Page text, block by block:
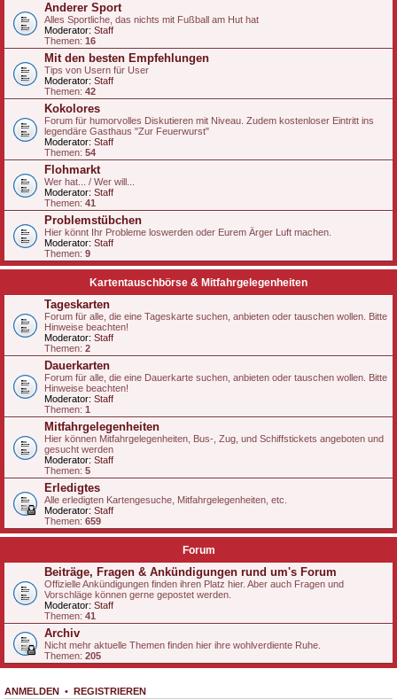
Anderer Sport
Alles Sportliche, das nichts mit Fußball am Hut hat
Moderator: Staff
Themen: 16
Mit den besten Empfehlungen
Tips von Usern für User
Moderator: Staff
Themen: 42
Kokolores
Forum für humorvolles Diskutieren mit Niveau. Zudem kostenloser Eintritt ins
legendäre Gasthaus "Zur Feuerwurst"
Moderator: Staff
Themen: 54
Flohmarkt
Wer hat... / Wer will...
Moderator: Staff
Themen: 41
Problemstübchen
Hier könnt Ihr Probleme loswerden oder Eurem Ärger Luft machen.
Moderator: Staff
Themen: 9
Kartentauschbörse & Mitfahrgelegenheiten
Tageskarten
Forum für alle, die eine Tageskarte suchen, anbieten oder tauschen wollen. Bitte
Hinweise beachten!
Moderator: Staff
Themen: 2
Dauerkarten
Forum für alle, die eine Dauerkarte suchen, anbieten oder tauschen wollen. Bitte
Hinweise beachten!
Moderator: Staff
Themen: 1
Mitfahrgelegenheiten
Hier können Mitfahrgelegenheiten, Bus-, Zug, und Schiffstickets angeboten und
gesucht werden
Moderator: Staff
Themen: 5
Erledigtes
Alle erledigten Kartengesuche, Mitfahrgelegenheiten, etc.
Moderator: Staff
Themen: 659
Forum
Beiträge, Fragen & Ankündigungen rund um's Forum
Offizielle Ankündigungen finden ihren Platz hier. Aber auch Fragen und
Vorschläge können gerne gepostet werden.
Moderator: Staff
Themen: 41
Archiv
Nicht mehr aktuelle Themen finden hier ihre wohlverdiente Ruhe.
Themen: 205
ANMELDEN • REGISTRIEREN